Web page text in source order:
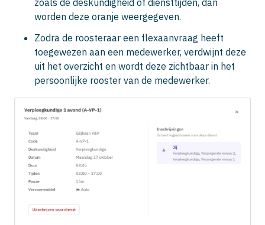
zoals de deskundigheid of diensttijden, dan
worden deze oranje weergegeven.
Zodra de roosteraar een flexaanvraag heeft
toegewezen aan een medewerker, verdwijnt deze
uit het overzicht en wordt deze zichtbaar in het
persoonlijke rooster van de medewerker.